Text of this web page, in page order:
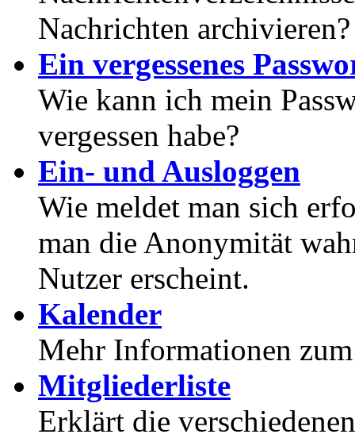
Nachrichten archivieren?
Ein vergessenes
Wie kann ich mein
vergessen habe?
Ein- und Ausloggen
Wie meldet man sich
man die Anonymität
Nutzer erscheint.
Kalender
Mehr Informationen
Mitgliederliste
Erklärt die